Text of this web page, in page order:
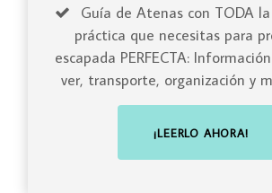
Guía de Atenas con TODA
práctica que necesitas para
escapada PERFECTA:
ver, transporte, organización y
¡LEERLO AHORA!